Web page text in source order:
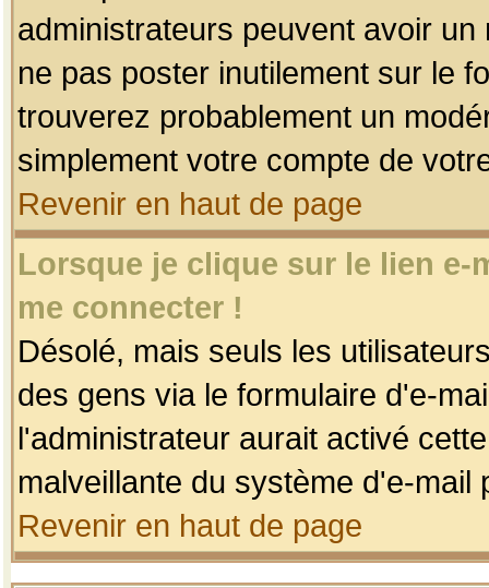
administrateurs peuvent avoir
ne pas poster inutilement sur le
trouverez probablement un
simplement votre compte de
Revenir en haut de page
Lorsque je clique sur le lien
me connecter !
Désolé, mais seuls les
des gens via le formulaire d'e-
l'administrateur aurait activé
malveillante du système d'e-
Revenir en haut de page